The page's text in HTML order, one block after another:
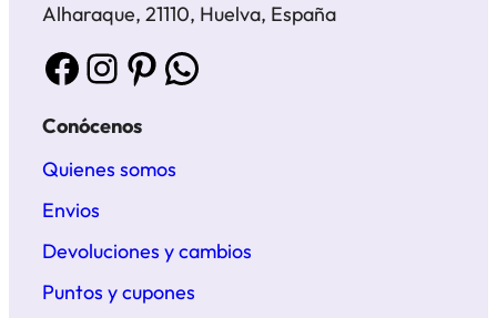
Alharaque, 21110, Huelva, España
Facebook Instagram Pinterest WhatsApp
Conócenos
Quienes somos
Envios
Devoluciones y cambios
Puntos y cupones